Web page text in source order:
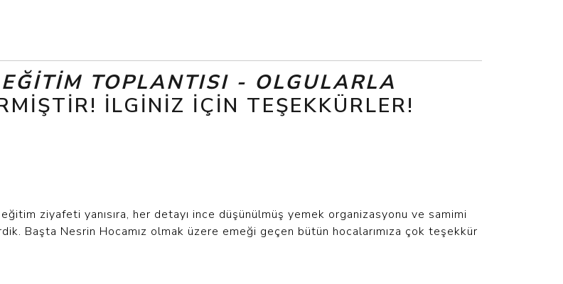
TOPLANTISI - OLGULARLA
İLGINIZ IÇIN TEŞEKKÜRLER!
ziyafeti yanısıra, her detayı ince düşünülmüş yemek organizasyonu ve samimi
Başta Nesrin Hocamız olmak üzere emeği geçen bütün hocalarımıza çok teşekkür